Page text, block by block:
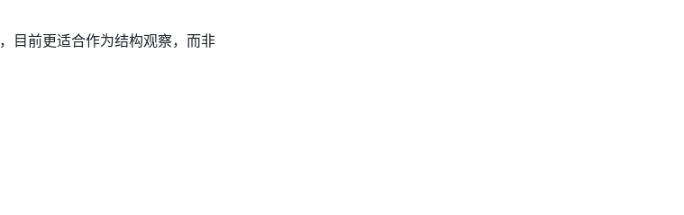
，目前更适合作为结构观察，而非